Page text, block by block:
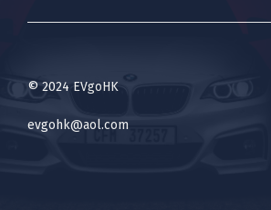
© 2024 EVgoHK
evgohk@aol.com